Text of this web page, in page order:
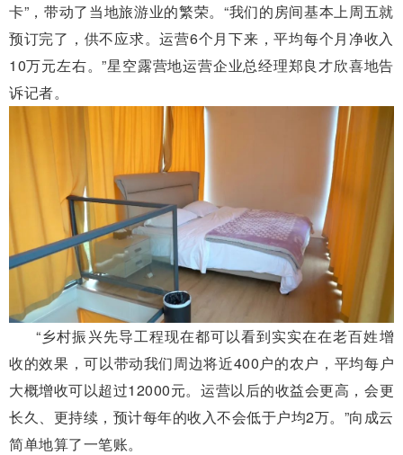
卡”，带动了当地旅游业的繁荣。“我们的房间基本上周五就
预订完了，供不应求。运营6个月下来，平均每个月净收入
10万元左右。”星空露营地运营企业总经理郑良才欣喜地告
诉记者。
“乡村振兴先导工程现在都可以看到实实在在老百姓增
收的效果，可以带动我们周边将近400户的农户，平均每户
大概增收可以超过12000元。运营以后的收益会更高，会更
长久、更持续，预计每年的收入不会低于户均2万。”向成云
简单地算了一笔账。